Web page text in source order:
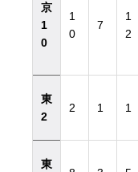
京
1
0
1
0
7
1
2
東
2
2 1 1
東